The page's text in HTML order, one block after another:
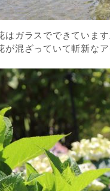
ガラスでできています
混ざっていて斬新なア